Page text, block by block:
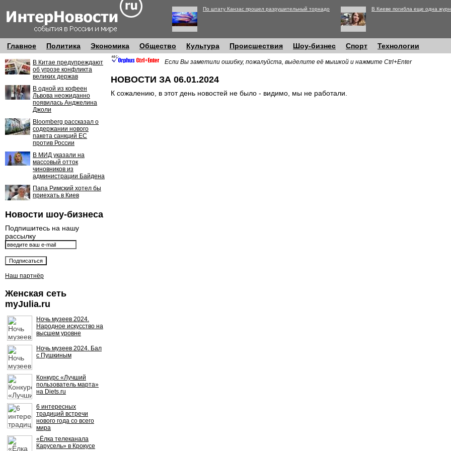
По штату Канзас прошел разрушительный торнадо В Киеве погибла еще одна
Главное Политика Экономика Общество Культура Происшествия Шоу-бизнес Спорт Технологии
В Китае предупреждают
об угрозе конфликта
великих держав
В одной из кофеен
Львова неожиданно
появилась Анджелина
Джоли
Bloomberg рассказал о
содержании нового
пакета санкций ЕС
против России
В МИД указали на
массовый отток
чиновников из
администрации Байдена
Папа Римский хотел бы
приехать в Киев
Новости шоу-бизнеса
Подпишитесь на нашу
рассылку
Наш партнёр
Женская сеть
myJulia.ru
Ночь музеев 2024.
Народное искусство на
высшем уровне
Ночь музеев 2024. Бал
с Пушкиным
Конкурс «Лучший
пользователь марта»
на Diets.ru
6 интересных
традиций встречи
нового года со всего
мира
«Ёлка телеканала
Карусель» в Крокусе
Если Вы заметили ошибку, пожалуйста, выделите её мышкой и нажмите Ctrl+Enter
НОВОСТИ ЗА 06.01.2024
К сожалению, в этот день новостей не было - видимо, мы не работали.